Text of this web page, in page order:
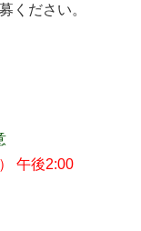
ください。
午後2:00